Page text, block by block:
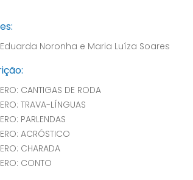
Noronha e Maria Luíza Soares
CANTIGAS DE RODA
TRAVA-LÍNGUAS
PARLENDAS
ACRÓSTICO
CHARADA
CONTO